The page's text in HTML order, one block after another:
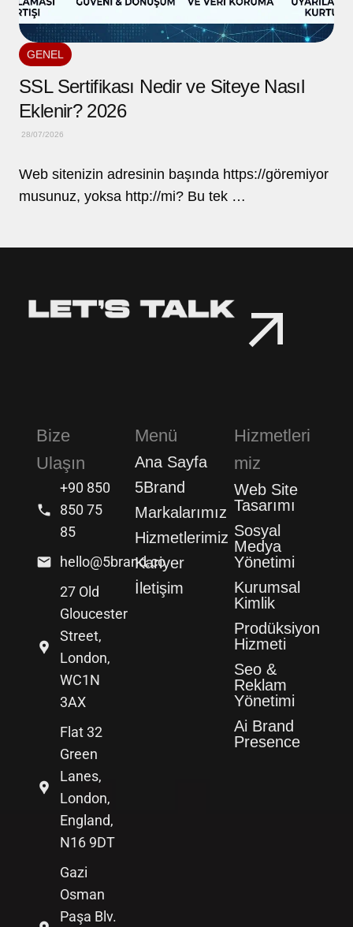
GENEL
SSL Sertifikası Nedir ve Siteye Nasıl
Eklenir? 2026
28/07/2026
Web sitenizin adresinin başında https://göremiyor
musunuz, yoksa http://mi? Bu tek …
Bize
Ulaşın
+90 850
850 75
85
hello@5brand.co
27 Old
Gloucester
Street,
London,
WC1N
3AX
Flat 32
Green
Lanes,
London,
England,
N16 9DT
Gazi
Osman
Paşa Blv.
Menü
Ana Sayfa
5Brand
Markalarımız
Hizmetlerimiz
Kariyer
İletişim
Hizmetleri
miz
Web Site
Tasarımı
Sosyal
Medya
Yönetimi
Kurumsal
Kimlik
Prodüksiyon
Hizmeti
Seo &
Reklam
Yönetimi
Ai Brand
Presence